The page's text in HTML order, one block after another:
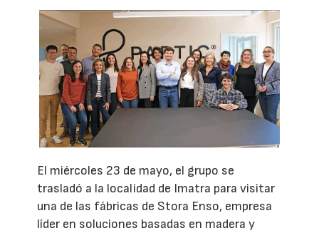
El miércoles 23 de mayo, el grupo se
trasladó a la localidad de Imatra para visitar
una de las fábricas de Stora Enso, empresa
líder en soluciones basadas en madera y